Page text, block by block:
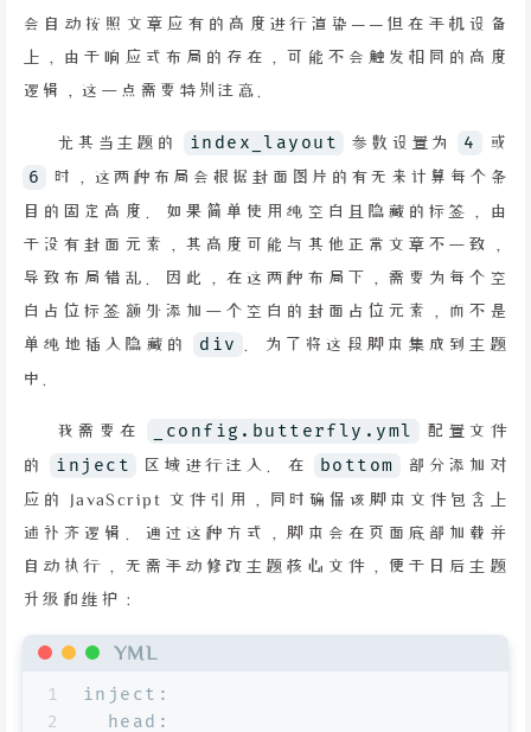
会自动按照文章应有的高度进行渲染——但在手机设备
上，由于响应式布局的存在，可能不会触发相同的高度
逻辑，这一点需要特别注意。
尤其当主题的 index_layout 参数设置为 4 或
6
时，这两种布局会根据封面图片的有无来计算每个条
目的固定高度。如果简单使用纯空白且隐藏的标签，由
于没有封面元素，其高度可能与其他正常文章不一致，
导致布局错乱。因此，在这两种布局下，需要为每个空
白占位标签额外添加一个空白的封面占位元素，而不是
单纯地插入隐藏的
div
。为了将这段脚本集成到主题
中。
我需要在 _config.butterfly.yml
配置文件
的
inject 区域进行注入。在 bottom
部分添加对
应的 JavaScript 文件引用，同时确保该脚本文件包含上
述补齐逻辑。通过这种方式，脚本会在页面底部加载并
自动执行，无需手动修改主题核心文件，便于日后主题
升级和维护：
YML
1
2
inject:
head: